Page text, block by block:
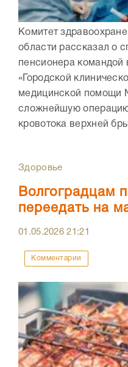
Комитет
области рассказал о
пенсионера командой
«Городской
медицинской помощи
сложнейшую
кровотока верхней
Здоровье
Волгоградцам
переедать на
01.05.202621:21
Комментарии